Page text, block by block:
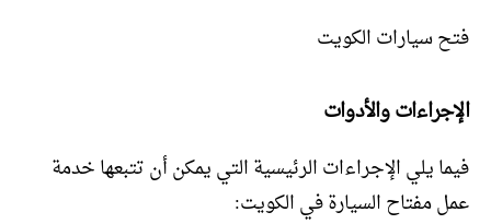
فتح سيارات الكويت
الإجراءات والأدوات
فيما يلي الإجراءات الرئيسية التي يمكن أن تتبعها خدمة
عمل مفتاح السيارة في الكويت: